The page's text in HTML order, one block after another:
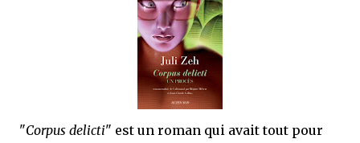
j’ai dit au sujet des tomes précédents : tant l’univers que les protagonistes
"Corpus delicti" est un roman qui avait tout pour